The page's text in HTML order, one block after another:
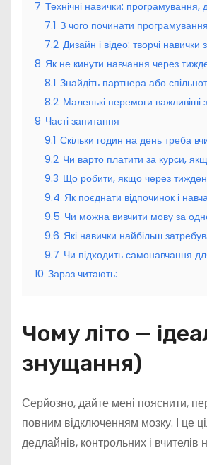
7 Технічні навички: програмування,
7.1 З чого починати
7.2 Дизайн і відео: творчі
8 Як не кинути навчання через
8.1 Знайдіть партнера або
8.2 Маленькі перемоги важливіші
9 Часті запитання
9.1 Скільки годин на день треба
9.2 Чи варто платити за курси,
9.3 Що робити, якщо через
9.4 Як поєднати відпочинок і
9.5 Чи можна вивчити мову за
9.6 Які навички найбільш
9.7 Чи підходить самонавчання
10 Зараз читають:
Чому літо —
знущання)
Серйозно, дайте мені пояснити,
повним відключенням мозку. І це
дедлайнів, контрольних і